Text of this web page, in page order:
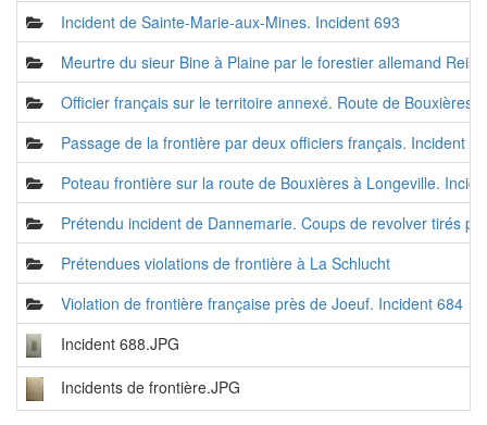
Incident de Sainte-Marie-aux-Mines. Incident 693
Meurtre du sieur Bine à Plaine par le forestier allemand
Officier français sur le territoire annexé. Route de Bouxières
Passage de la frontière par deux officiers français. Incident
Poteau frontière sur la route de Bouxières à Longeville.
Prétendu incident de Dannemarie. Coups de revolver tirés
Prétendues violations de frontière à La Schlucht
Violation de frontière française près de Joeuf. Incident 684
Incident 688.JPG
Incidents de frontière.JPG